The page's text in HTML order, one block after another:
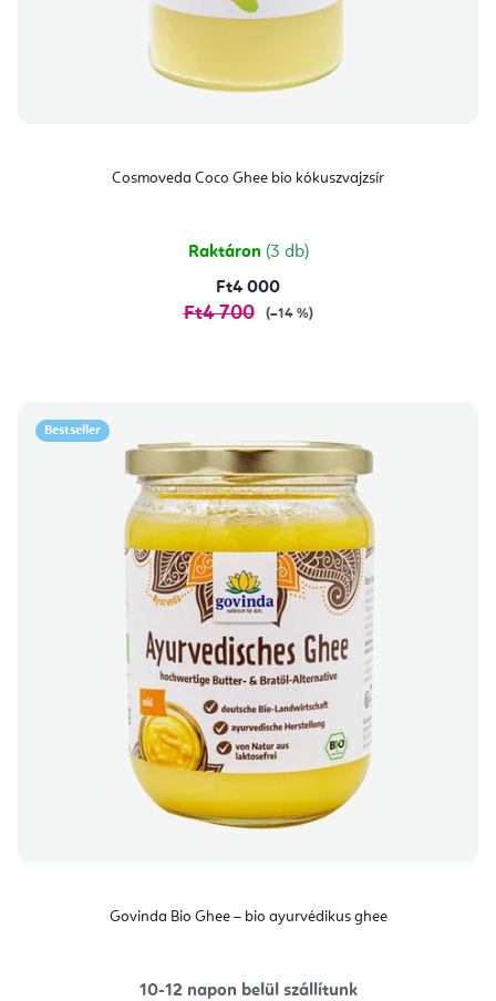
Cosmoveda Coco Ghee bio kókuszvajzsír
Raktáron (3 db)
Ft4 000
Ft4 700 (–14 %)
Bestseller
Govinda Bio Ghee – bio ayurvédikus ghee
10-12 napon belül szállítunk